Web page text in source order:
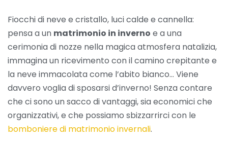
Fiocchi di neve e cristallo, luci calde e cannella:
pensa a un matrimonio in inverno e a una
cerimonia di nozze nella magica atmosfera natalizia,
immagina un ricevimento con il camino crepitante e
la neve immacolata come l’abito bianco… Viene
davvero voglia di sposarsi d’inverno! Senza contare
che ci sono un sacco di vantaggi, sia economici che
organizzativi, e che possiamo sbizzarrirci con le
bomboniere di matrimonio invernali.